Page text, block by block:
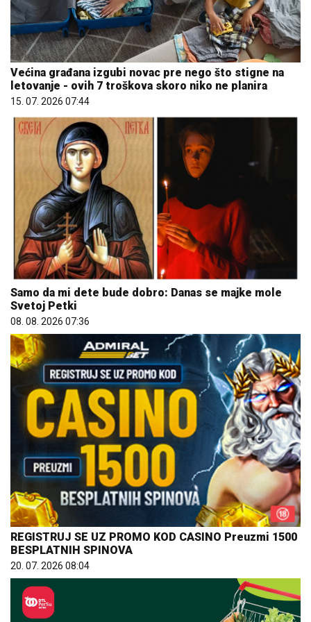
Većina građana izgubi novac pre nego što stigne na
letovanje - ovih 7 troškova skoro niko ne planira
15. 07. 2026 07:44
Samo da mi dete bude dobro: Danas se majke mole
Svetoj Petki
08. 08. 2026 07:36
REGISTRUJ SE UZ PROMO KOD CASINO Preuzmi 1500
BESPLATNIH SPINOVA
20. 07. 2026 08:04